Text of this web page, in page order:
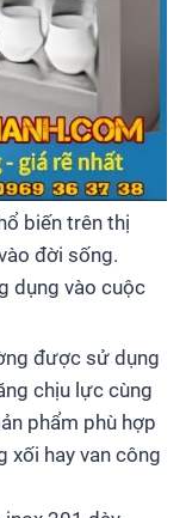
biến trên thị
đời sống.
dụng vào cuộc
được sử dụng
chịu lực cùng
phẩm phù hợp
xối hay van công